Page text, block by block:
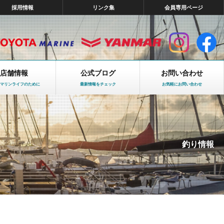
採用情報 リンク集 会員専用ページ
店舗情報
リンライフのために
公式ブログ
最新情報をチェック
お問い合わせ
お気軽にお問い合わせ
釣り情報